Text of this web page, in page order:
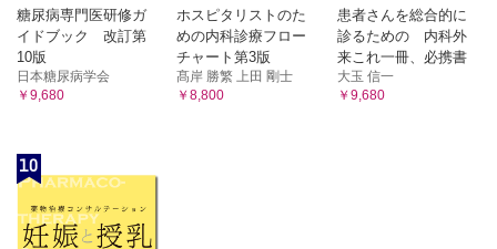
糖尿病専門医研修ガ
イドブック 改訂第
10版
日本糖尿病学会
￥9,680
ホスピタリストのた
めの内科診療フロー
チャート第3版
髙岸 勝繁 上田 剛士
￥8,800
患者さんを総合的に
診るための 内科外
来これ一冊、必携書
大玉 信一
￥9,680
10